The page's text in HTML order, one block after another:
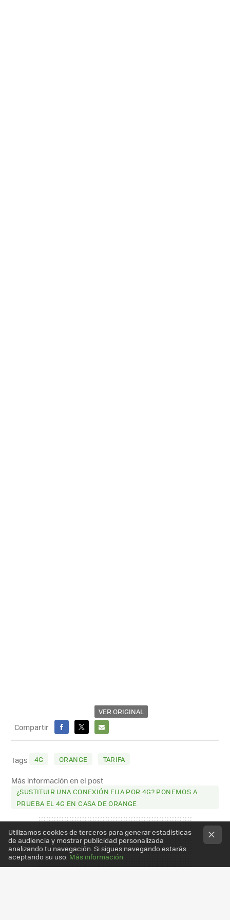
VER ORIGINAL
Compartir
FACEBOOK
X
E-
MAIL
Tags 4G ORANGE TARIFA
Más información en el post
¿SUSTITUIR UNA CONEXIÓN FIJA POR 4G? PONEMOS A
PRUEBA EL 4G EN CASA DE ORANGE
Utilizamos cookies de terceros para generar estadísticas
de audiencia y mostrar publicidad personalizada
analizando tu navegación. Si sigues navegando estarás
aceptando su uso. Más información